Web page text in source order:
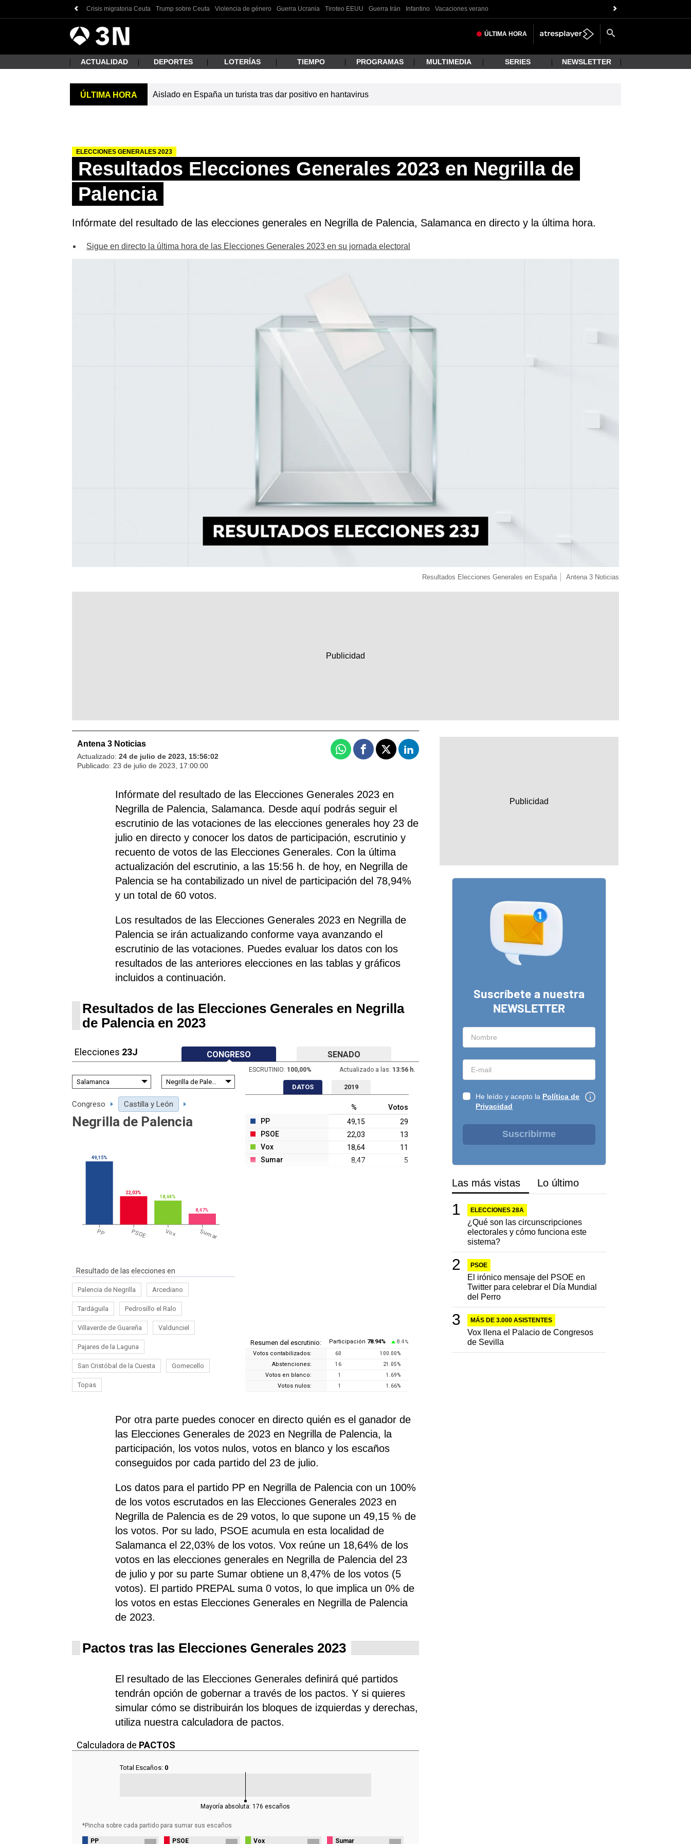
Crisis migratoria Ceuta Trump sobre Ceuta Violencia de género Guerra Ucrania Tiroteo EEUU Guerra Irán Infantino Vacaciones verano
3
Noticias ÚLTIMA HORA
Buscar
ACTUALIDAD DEPORTES LOTERÍAS TIEMPO PROGRAMAS MULTIMEDIA SERIES NEWSLETTER
ÚLTIMA HORA Aislado en España un turista tras dar positivo en hantavirus
ELECCIONES GENERALES 2023
Resultados Elecciones Generales 2023 en Negrilla de
Palencia
Infórmate del resultado de las elecciones generales en Negrilla de Palencia, Salamanca en directo y la última hora.
Sigue en directo la última hora de las Elecciones Generales 2023 en su jornada electoral
Resultados Elecciones Generales en España Antena 3 Noticias
Antena 3 Noticias
Actualizado: 24 de julio de 2023, 15:56:02
Publicado: 23 de julio de 2023, 17:00:00
WhatsappFacebook
X Linkedin
Infórmate del resultado de las Elecciones Generales 2023 en
Negrilla de Palencia, Salamanca. Desde aquí podrás seguir el
escrutinio de las votaciones de las elecciones generales hoy 23 de
julio en directo y conocer los datos de participación, escrutinio y
recuento de votos de las Elecciones Generales. Con la última
actualización del escrutinio, a las 15:56 h. de hoy, en Negrilla de
Palencia se ha contabilizado un nivel de participación del 78,94%
y un total de 60 votos.
Los resultados de las Elecciones Generales 2023 en Negrilla de
Palencia se irán actualizando conforme vaya avanzando el
escrutinio de las votaciones. Puedes evaluar los datos con los
resultados de las anteriores elecciones en las tablas y gráficos
incluidos a continuación.
Resultados de las Elecciones Generales en Negrilla
de Palencia en 2023
Elecciones 23J CONGRESO SENADO
ESCRUTINIO: 100,00% Actualizado a las: 13:56 h.
Congreso Castilla y León
Negrilla de Palencia
PP PSOE Vox Sumar
49,15%
22,03%
18,64%
8,47%
Resultado de las elecciones en
Palencia de Negrilla Arcediano
Tardáguila Pedrosillo el Ralo
Villaverde de Guareña Valdunciel
Pajares de la Laguna
San Cristóbal de la Cuesta Gomecello
Topas
DATOS 2019
%
Votos
PP
49,15
29
PSOE
22,03
13
Vox
18,64
11
Sumar
8,47 5
Resumen del escrutinio: Participación 78.94% 8.4 %
Votos contabilizados: 60 100.00%
Abstenciones: 16 21.05%
Votos en blanco: 1 1.69%
Votos nulos: 1 1.66%
Por otra parte puedes conocer en directo quién es el ganador de
las Elecciones Generales de 2023 en Negrilla de Palencia, la
participación, los votos nulos, votos en blanco y los escaños
conseguidos por cada partido del 23 de julio.
Los datos para el partido PP en Negrilla de Palencia con un 100%
de los votos escrutados en las Elecciones Generales 2023 en
Negrilla de Palencia es de 29 votos, lo que supone un 49,15 % de
los votos. Por su lado, PSOEacumula en esta localidad de
Salamanca el 22,03% de los votos. Vox reúne un 18,64% de los
votos en las elecciones generales en Negrilla de Palencia del 23
de julio y por su parte Sumar obtiene un 8,47% de los votos (5
votos). El partido PREPAL suma 0 votos, lo que implica un 0% de
los votos en estas Elecciones Generales en Negrilla de Palencia
de 2023.
Pactos tras las Elecciones Generales 2023
El resultado de las Elecciones Generales definirá qué partidos
tendrán opción de gobernar a través de los pactos. Y si quieres
simular cómo se distribuirán los bloques de izquierdas y derechas,
utiliza nuestra calculadora de pactos.
Calculadora de PACTOS
Total Escaños: 0
Mayoría absoluta:176 escaños
*Pincha sobre cada partido para sumar sus escaños
PP PSOE Vox Sumar
Suscríbete a nuestra
NEWSLETTER
He leído y acepto la Política de
Privacidad
Suscribirme
Las más vistas Lo último
ELECCIONES 28A
¿Qué son las circunscripciones
electorales y cómo funciona este
sistema?
PSOE
El irónico mensaje del PSOE en
Twitter para celebrar el Día Mundial
del Perro
MÁS DE 3.000 ASISTENTES
Vox llena el Palacio de Congresos
de Sevilla